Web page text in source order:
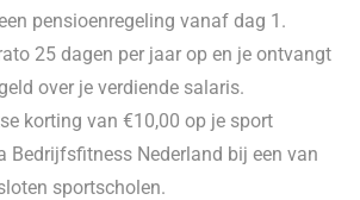
pensioenregeling vanaf dag 1.
25 dagen per jaar op en je ontvangt
over je verdiende salaris.
korting van €10,00 op je sport
Bedrijfsfitness Nederland bij een van
sportscholen.